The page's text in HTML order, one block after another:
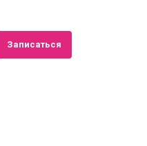
Записаться